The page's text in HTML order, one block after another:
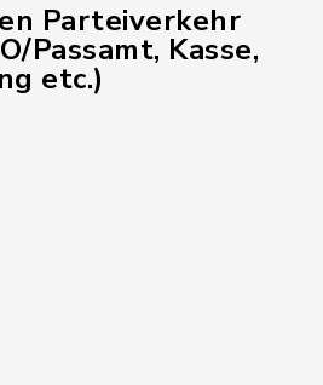
Parteiverkehr
Passamt, Kasse,
etc.)